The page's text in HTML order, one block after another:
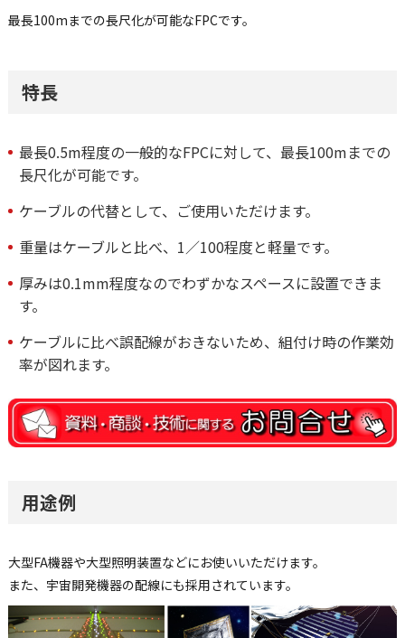
最長100mまでの長尺化が可能なFPCです。
特長
最長0.5m程度の一般的なFPCに対して、最長100mまでの
長尺化が可能です。
ケーブルの代替として、ご使用いただけます。
重量はケーブルと比べ、1／100程度と軽量です。
厚みは0.1mm程度なのでわずかなスペースに設置できま
す。
ケーブルに比べ誤配線がおきないため、組付け時の作業効
率が図れます。
用途例
大型FA機器や大型照明装置などにお使いいただけます。
また、宇宙開発機器の配線にも採用されています。